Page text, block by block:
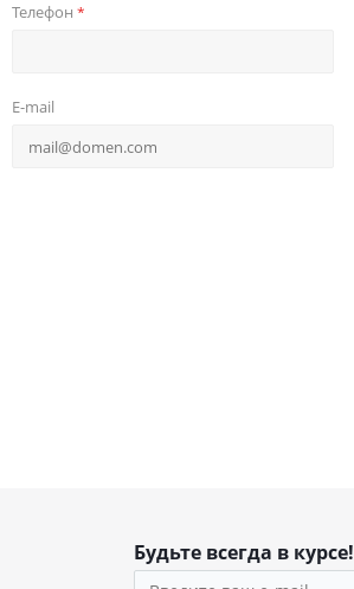
Телефон *
E-mail
Будьте всегда в курсе!